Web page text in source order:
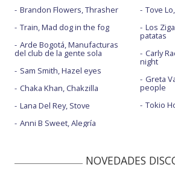
Brandon Flowers, Thrasher
Train, Mad dog in the fog
Arde Bogotá, Manufacturas
del club de la gente sola
Sam Smith, Hazel eyes
Chaka Khan, Chakzilla
Lana Del Rey, Stove
Anni B Sweet, Alegría
Tove
Los
patatas
Carly
night
Greta
people
Tokio
NOVEDADES